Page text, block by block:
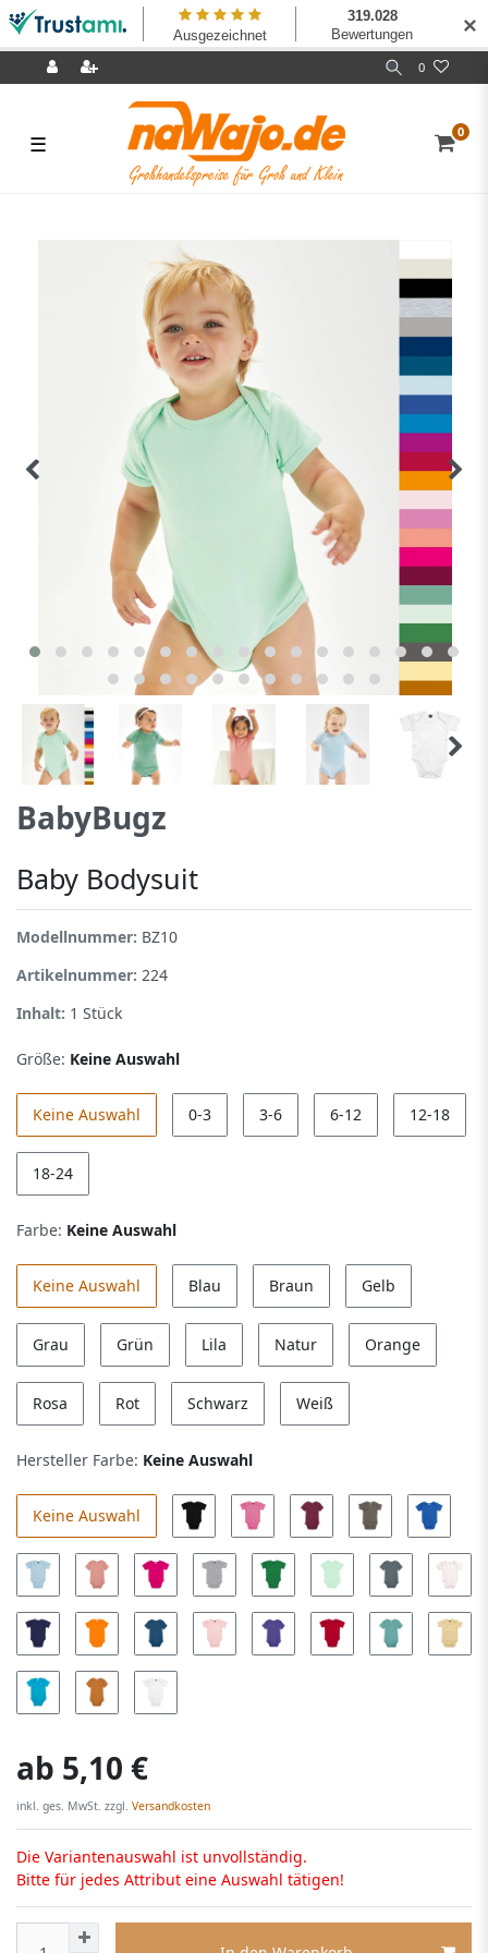
0
☰ 0
BabyBugz
Baby Bodysuit
Modellnummer: BZ10
Artikelnummer: 224
Inhalt: 1 Stück
Größe: Keine Auswahl
Keine Auswahl 0-3 3-6 6-12 12-18
18-24
Farbe: Keine Auswahl
Keine Auswahl Blau Braun Gelb
Grau Grün Lila Natur Orange
Rosa Rot Schwarz Weiß
Hersteller Farbe: Keine Auswahl
Keine Auswahl
ab 5,10 €
inkl. ges. MwSt. zzgl. Versandkosten
Die Variantenauswahl ist unvollständig.
Bitte für jedes Attribut eine Auswahl tätigen!
✕